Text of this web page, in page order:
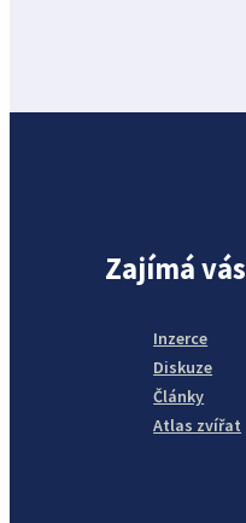
Zajímá vás
Inzerce
Diskuze
Články
Atlas zvířat